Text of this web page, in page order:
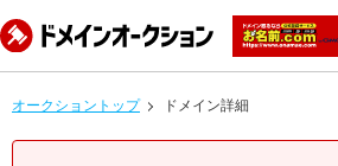
オークショントップ ドメイン詳細